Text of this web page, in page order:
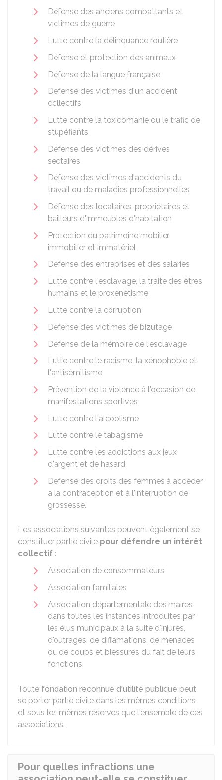
Défense des anciens combattants et
victimes de guerre
Lutte contre la délinquance routière
Défense et protection des animaux
Défense de la langue française
Défense des victimes d'un accident
collectifs
Lutte contre la toxicomanie ou le trafic de
stupéfiants
Défense des victimes des dérives
sectaires
Défense des victimes d'accidents du
travail ou de maladies professionnelles
Défense des locataires, propriétaires et
bailleurs d'immeubles d'habitation
Protection du patrimoine mobilier,
immobilier et immatériel
Défense des entreprises et des salariés
Lutte contre l'esclavage, la traite des êtres
humains et le proxénétisme
Lutte contre la corruption
Défense des victimes de bizutage
Défense de la mémoire de l'esclavage
Lutte contre le racisme, la xénophobie et
l'antisémitisme
Prévention de la violence à l'occasion de
manifestations sportives
Lutte contre l'alcoolisme
Lutte contre le tabagisme
Lutte contre les addictions aux jeux
d'argent et de hasard
Défense des droits des femmes à accéder
à la contraception et à l'interruption de
grossesse.
Les associations suivantes peuvent également se
constituer partie civile pour défendre un intérêt
collectif :
Association de consommateurs
Association familiales
Association départementale des maires
dans toutes les instances introduites par
les élus municipaux à la suite d'injures,
d'outrages, de diffamations, de menaces
ou de coups et blessures du fait de leurs
fonctions.
Toute fondation reconnue d'utilité publique peut
se porter partie civile dans les mêmes conditions
et sous les mêmes réserves que l'ensemble de ces
associations.
Pour quelles infractions une